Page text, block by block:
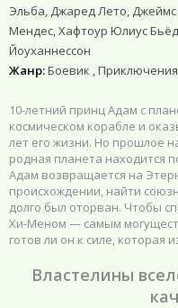
Эльба, Джаред Лето,
Мендес, Хафтоур Юлиус
Йоуханнессон
Жанр:Боевик ,
10-летний принц Адам с
космическом корабле и
лет его жизни. Но прошлое
родная планета находится
Адам возвращается на
происхождении, найти
долго был оторван. Чтобы
Хи-Меном — самым
готов ли он к силе, которая
Властелины